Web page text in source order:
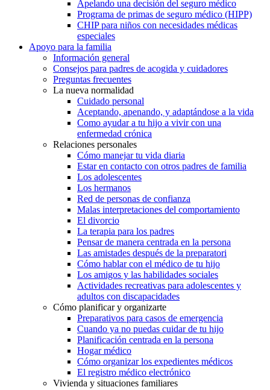
Apelando una decisión del seguro médico
Programa de primas de seguro médico (HIPP)
CHIP para niños con necesidades médicas
especiales
Apoyo para la familia
Información general
Consejos para padres de acogida y cuidadores
Preguntas frecuentes
La nueva normalidad
Cuidado personal
Aceptando, apenando, y adaptándose a la vida
Como ayudar a tu hijo a vivir con una
enfermedad crónica
Relaciones personales
Cómo manejar tu vida diaria
Estar en contacto con otros padres de familia
Los adolescentes
Los hermanos
Red de personas de confianza
Malas interpretaciones del comportamiento
El divorcio
La terapia para los padres
Pensar de manera centrada en la persona
Las amistades después de la preparatori
Cómo hablar con el médico de tu hijo
Los amigos y las habilidades sociales
Actividades recreativas para adolescentes y
adultos con discapacidades
Cómo planificar y organizarte
Preparativos para casos de emergencia
Cuando ya no puedas cuidar de tu hijo
Planificación centrada en la persona
Hogar médico
Cómo organizar los expedientes médicos
El registro médico electrónico
Vivienda y situaciones familiares